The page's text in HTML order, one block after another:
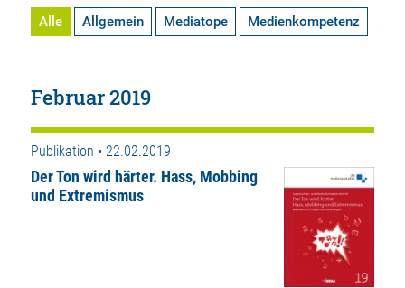
Alle Allgemein Mediatope Medienkompetenz
Februar 2019
Publikation • 22.02.2019
Der Ton wird härter. Hass, Mobbing
und Extremismus